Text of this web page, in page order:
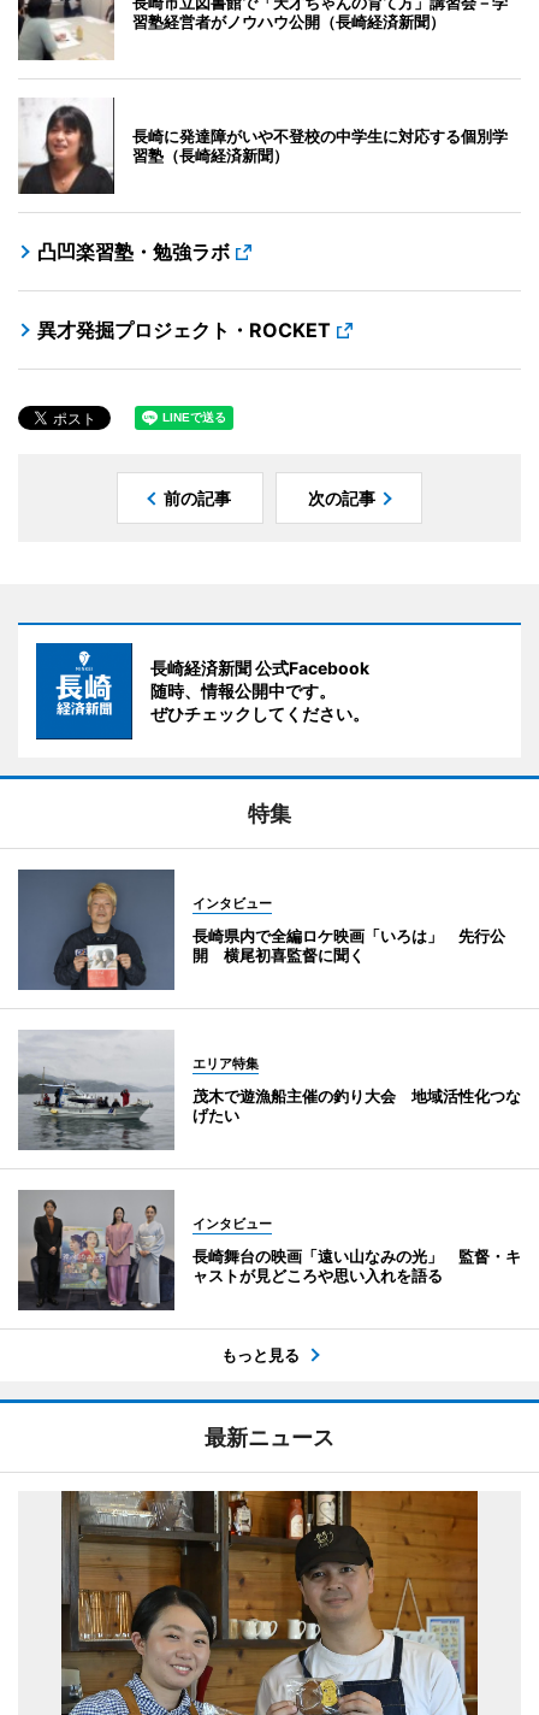
習塾経営者がノウハウ公開（長崎経済新聞）
長崎に発達障がいや不登校の中学生に対応する個別学
習塾（長崎経済新聞）
凸凹楽習塾・勉強ラボ
異才発掘プロジェクト・ROCKET
前の記事 次の記事
長崎経済新聞 公式Facebook
随時、情報公開中です。
ぜひチェックしてください。
特集
インタビュー
長崎県内で全編ロケ映画「いろは」 先行公
開 横尾初喜監督に聞く
エリア特集
茂木で遊漁船主催の釣り大会 地域活性化つな
げたい
インタビュー
長崎舞台の映画「遠い山なみの光」 監督・キ
ャストが見どころや思い入れを語る
もっと見る
最新ニュース